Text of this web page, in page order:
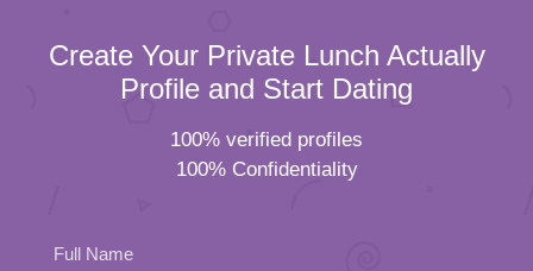
Create Your Private Lunch Actually
Profile and Start Dating
100% verified profiles
100% Confidentiality
Full Name